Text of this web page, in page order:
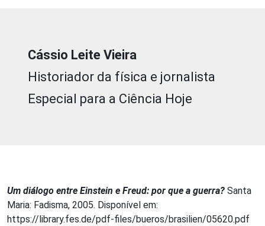
Cássio Leite Vieira
Historiador da física e jornalista
Especial para a Ciência Hoje
Um diálogo entre Einstein e Freud: por que a guerra? Santa
Maria: Fadisma, 2005. Disponível em:
https://library.fes.de/pdf-files/bueros/brasilien/05620.pdf